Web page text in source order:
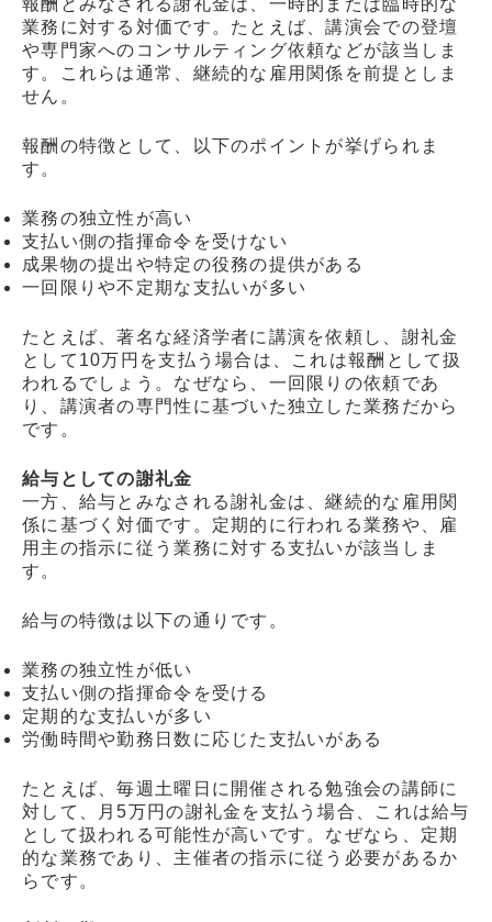
報酬とみなされる謝礼金は、一時的または臨時的な
業務に対する対価です。たとえば、講演会での登壇
や専門家へのコンサルティング依頼などが該当しま
す。これらは通常、継続的な雇用関係を前提としま
せん。
報酬の特徴として、以下のポイントが挙げられま
す。
業務の独立性が高い
支払い側の指揮命令を受けない
成果物の提出や特定の役務の提供がある
一回限りや不定期な支払いが多い
たとえば、著名な経済学者に講演を依頼し、謝礼金
として10万円を支払う場合は、これは報酬として扱
われるでしょう。なぜなら、一回限りの依頼であ
り、講演者の専門性に基づいた独立した業務だから
です。
給与としての謝礼金
一方、給与とみなされる謝礼金は、継続的な雇用関
係に基づく対価です。定期的に行われる業務や、雇
用主の指示に従う業務に対する支払いが該当しま
す。
給与の特徴は以下の通りです。
業務の独立性が低い
支払い側の指揮命令を受ける
定期的な支払いが多い
労働時間や勤務日数に応じた支払いがある
たとえば、毎週土曜日に開催される勉強会の講師に
対して、月5万円の謝礼金を支払う場合、これは給与
として扱われる可能性が高いです。なぜなら、定期
的な業務であり、主催者の指示に従う必要があるか
らです。